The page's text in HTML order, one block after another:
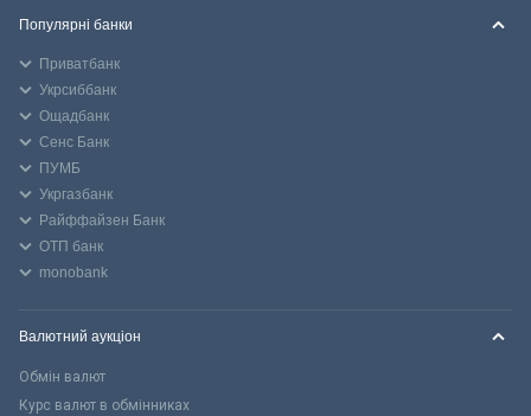
Популярні банки
Приватбанк
Укрсиббанк
Ощадбанк
Сенс Банк
ПУМБ
Укргазбанк
Райффайзен Банк
ОТП банк
monobank
Валютний аукціон
Обмін валют
Курс валют в обмінниках